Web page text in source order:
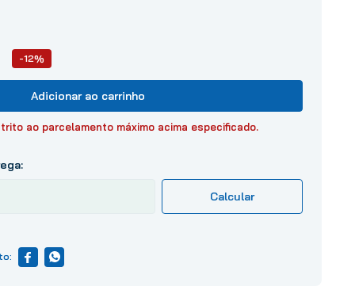
-12%
Adicionar ao carrinho
ao parcelamento máximo acima especificado.